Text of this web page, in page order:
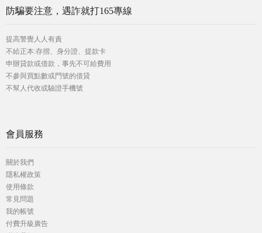
防騙要注意，遇詐就打165專線
提高警覺人人有責
不給正本:存摺、身分證、提款卡
申辦貸款或借款，事先不可給費用
不參與買點數或門號的借貸
不幫人代收或驗證手機號
會員服務
關於我們
隱私權政策
使用條款
常見問題
我的帳號
付費升級廣告